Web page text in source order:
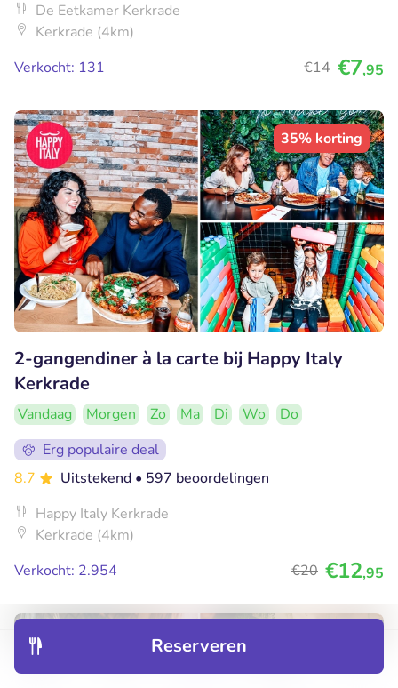
Reserveren
De Eetkamer Kerkrade
Kerkrade (4km)
Verkocht: 131
€14 €7,95
35% korting
2-gangendiner à la carte bij Happy Italy
Kerkrade
Vandaag Morgen Zo Ma Di Wo
Do
Erg populaire deal
8.7
Uitstekend • 597 beoordelingen
Happy Italy Kerkrade
Kerkrade (4km)
Verkocht: 2.954
€20 €12,95